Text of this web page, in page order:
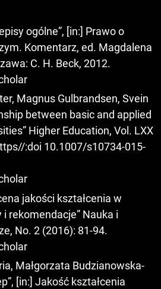
ogólne”, [in:] Prawo o
Komentarz, ed. Magdalena
C. H. Beck, 2012.
Magnus Gulbrandsen, Svein
between basic and applied
Higher Education, Vol. LXX
:doi 10.1007/s10734-015-
jakości kształcenia w
rekomendacje” Nauka i
No. 2 (2016): 81-94.
Małgorzata Budzianowska-
[in:] Jakość kształcenia